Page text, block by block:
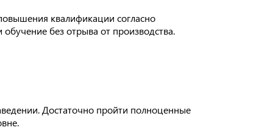
квалификации согласно
без отрыва от производства.
Достаточно пройти полноценные